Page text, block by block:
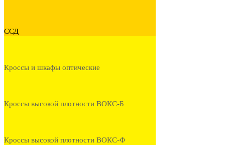
ССД
Кроссы и шкафы оптические
Кроссы высокой плотности ВОКС-Б
Кроссы высокой плотности ВОКС-Ф